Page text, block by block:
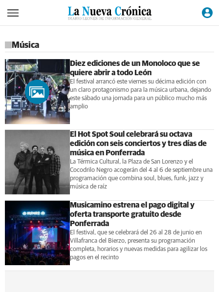
Música
Diez ediciones de un Monoloco que se
quiere abrir a todo León
El festival arrancó este viernes su décima edición con
un claro protagonismo para la música urbana, dejando
este sábado una jornada para un público mucho más
amplio
El Hot Spot Soul celebrará su octava
edición con seis conciertos y tres días de
música en Ponferrada
La Térmica Cultural, la Plaza de San Lorenzo y el
Cocodrilo Negro acogerán del 4 al 6 de septiembre una
programación que combina soul, blues, funk, jazz y
música de raíz
Musicamino estrena el pago digital y
oferta transporte gratuito desde
Ponferrada
El festival, que se celebrará del 26 al 28 de junio en
Villafranca del Bierzo, presenta su programación
completa, horarios y nuevas medidas para agilizar los
pagos en el recinto